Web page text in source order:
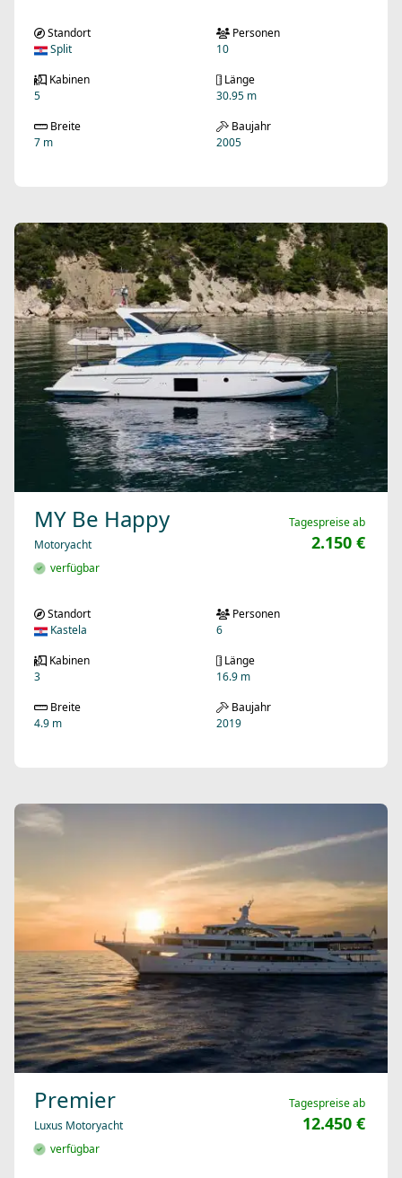
Standort
Split
Personen
10
Kabinen
5
Länge
30.95 m
Breite
7 m
Baujahr
2005
MY Be Happy
Motoryacht
verfügbar
Tagespreise ab
2.150 €
Standort
Kastela
Personen
6
Kabinen
3
Länge
16.9 m
Breite
4.9 m
Baujahr
2019
Premier
Luxus Motoryacht
verfügbar
Tagespreise ab
12.450 €